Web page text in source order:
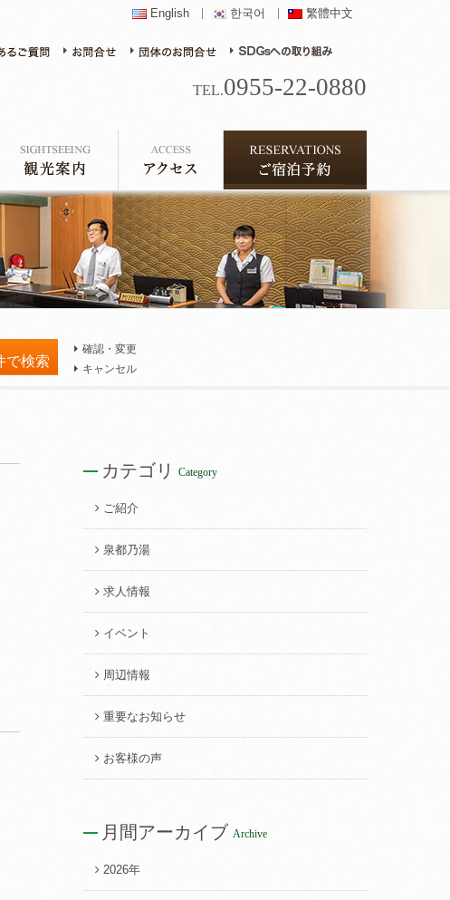
English 한국어 繁體中文
TEL.0955-22-0880
確認・変更
キャンセル
カテゴリ Category
ご紹介
泉都乃湯
求人情報
イベント
周辺情報
重要なお知らせ
お客様の声
月間アーカイブ Archive
2026年